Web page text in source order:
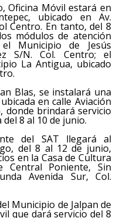
Oficina Móvil estará en
ubicado en Av.
Centro. En tanto, del 8
módulos de atención
Municipio de Jesús
S/N. Col. Centro; el
La Antigua, ubicado
Blas, se instalará una
en calle Aviación
donde brindará servicio
8 al 10 de junio.
del SAT llegará al
del 8 al 12 de junio,
en la Casa de Cultura
Central Poniente, Sin
Avenida Sur, Col.
Municipio de Jalpan de
que dará servicio del 8